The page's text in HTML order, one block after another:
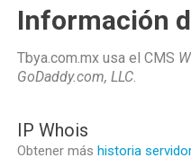
Información
Tbya.com.mx usa el CMS
GoDaddy.com, LLC.
IP Whois
Obtener más historia